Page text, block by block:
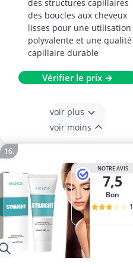
des structures capillaires
des boucles aux cheveux
lisses pour une utilisation
polyvalente et une qualité
capillaire durable
Vérifier le prix →
voir plus
voir moins
NOTRE AVIS
7,5
Bon
1